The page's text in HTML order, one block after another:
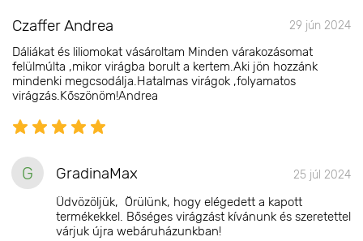
Czaffer Andrea 29 jún 2024
Dáliákat és liliomokat vásároltam Minden várakozásomat
felülmúlta ,mikor virágba borult a kertem.Aki jön hozzánk
mindenki megcsodálja.Hatalmas virágok ,folyamatos
virágzás.Kőszönöm!Andrea
G GradinaMax 25 júl 2024
Üdvözöljük, Örülünk, hogy elégedett a kapott
termékekkel. Bőséges virágzást kívánunk és szeretettel
várjuk újra webáruházunkban!